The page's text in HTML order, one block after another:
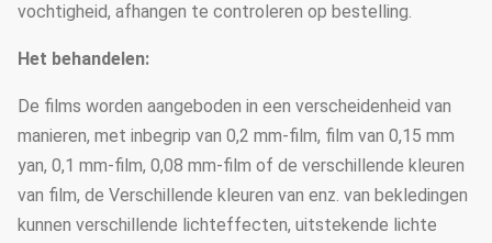
vochtigheid, afhangen te controleren op bestelling.
Het behandelen:
De films worden aangeboden in een verscheidenheid van
manieren, met inbegrip van 0,2 mm-film, film van 0,15 mm
yan, 0,1 mm-film, 0,08 mm-film of de verschillende kleuren
van film, de Verschillende kleuren van enz. van bekledingen
kunnen verschillende lichteffecten, uitstekende lichte